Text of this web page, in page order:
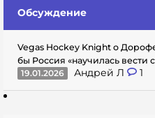
Обсуждение
Vegas Hockey Knight о
бы Россия «научилась вести
19.01.2026
Андрей Л 1